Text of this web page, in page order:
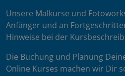
Unsere Malkurse und
Anfänger und an
Hinweise bei der
Die Buchung und Planung
Online Kurses machen wir Dir